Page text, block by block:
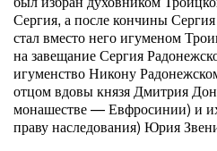
Сергия, а после кончины
стал вместо него игуменом
на завещание Сергия
игуменство Никону
отцом вдовы князя Дмитрия
монашестве — Евфросинии) и
праву наследования) Юрия